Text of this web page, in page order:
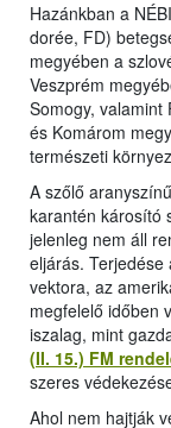
Hazánkban a
dorée, FD)
megyében a
Veszprém
Somogy,
és Komárom
természeti
A szőlő
karantén károsító
jelenleg nem áll
eljárás.
vektora, az
megfelelő időben
iszalag, mint
(II. 15.) FM
szeres
Ahol nem hajtják